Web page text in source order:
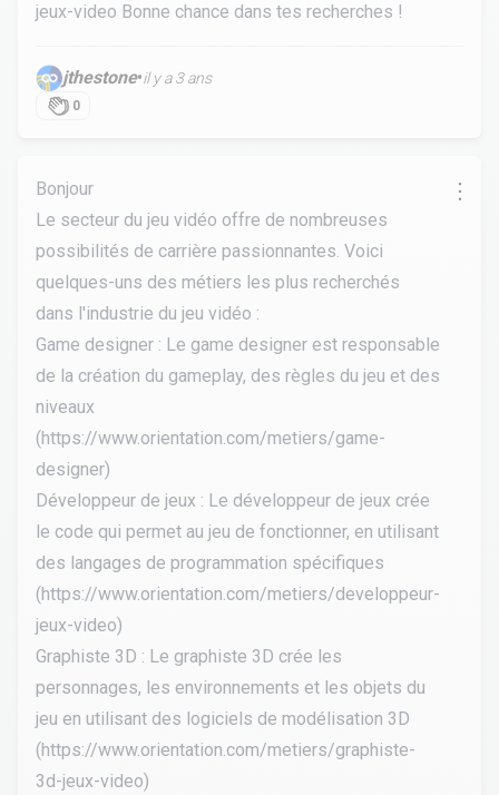
jeux-video Bonne chance dans tes recherches !
jthestone•il y a 3 ans
0
Bonjour
Le secteur du jeu vidéo offre de nombreuses
possibilités de carrière passionnantes. Voici
quelques-uns des métiers les plus recherchés
dans l'industrie du jeu vidéo :
Game designer : Le game designer est responsable
de la création du gameplay, des règles du jeu et des
niveaux
(https://www.orientation.com/metiers/game-
designer)
Développeur de jeux : Le développeur de jeux crée
le code qui permet au jeu de fonctionner, en utilisant
des langages de programmation spécifiques
(https://www.orientation.com/metiers/developpeur-
jeux-video)
Graphiste 3D : Le graphiste 3D crée les
personnages, les environnements et les objets du
jeu en utilisant des logiciels de modélisation 3D
(https://www.orientation.com/metiers/graphiste-
3d-jeux-video)